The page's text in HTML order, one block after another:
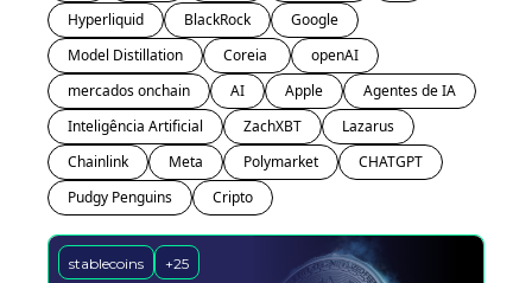
Hyperliquid
BlackRock
Google
Model Distillation
openAI
mercados onchain
AI Apple
Agentes de IA
Inteligência Artificial
ZachXBT
Lazarus
Chainlink
Meta Polymarket
CHATGPT
Pudgy Penguins
Cripto
stablecoins +25